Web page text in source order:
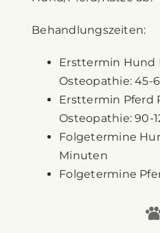
Behandlungszeiten:
Ersttermin Hund
Osteopathie: 45-
Ersttermin Pferd
Osteopathie: 90-
Folgetermine
Minuten
Folgetermine